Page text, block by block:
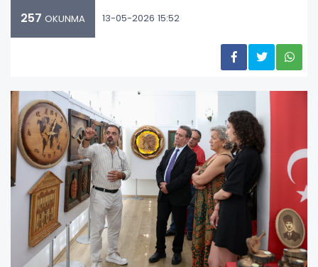
257 OKUNMA 13-05-2026 15:52